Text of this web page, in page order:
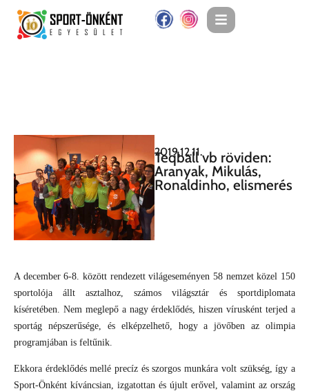
2019.12.11.
Teqball vb röviden:
Aranyak, Mikulás,
Ronaldinho, elismerés
A december 6-8. között rendezett világeseményen 58 nemzet közel 150
sportolója állt asztalhoz, számos világsztár és sportdiplomata
kíséretében. Nem meglepő a nagy érdeklődés, hiszen vírusként terjed a
sportág népszerűsége, és elképzelhető, hogy a jövőben az olimpia
programjában is feltűnik.
Ekkora érdeklődés mellé precíz és szorgos munkára volt szükség, így a
Sport-Önként kíváncsian, izgatottan és újult erővel, valamint az ország